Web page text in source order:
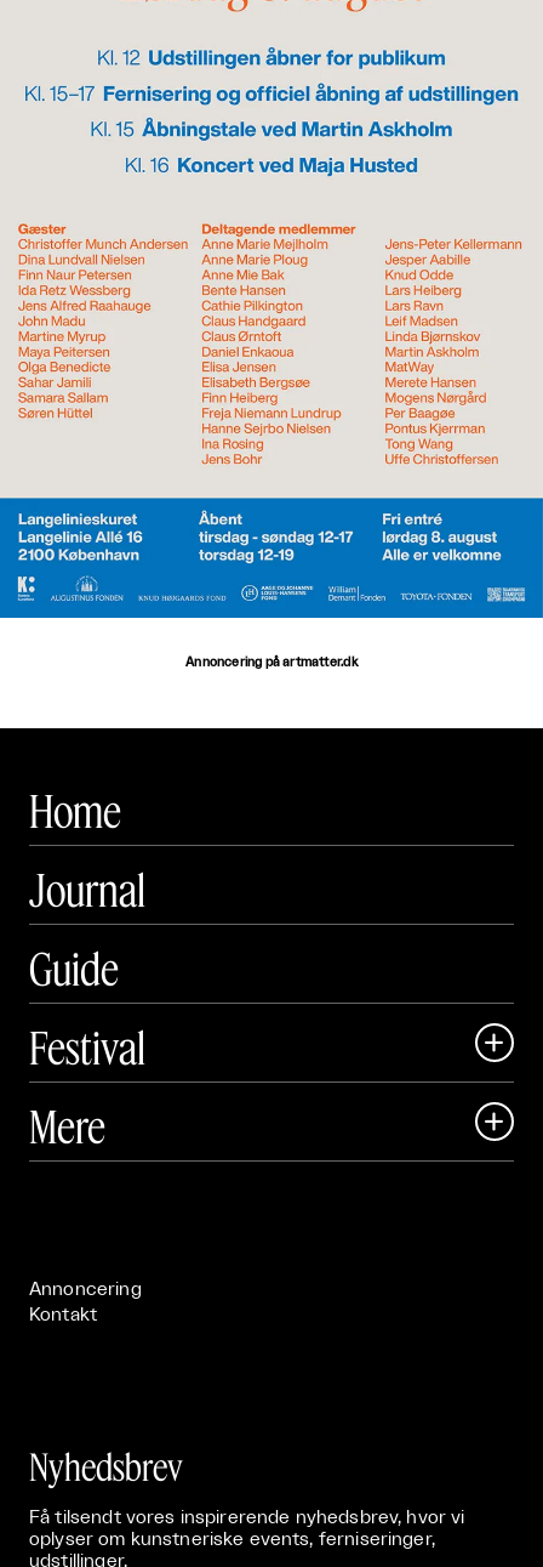
Annoncering på artmatter.dk
Home
Journal
Guide
Festival

 Art Matter Festival
Mere 
Annoncering
Kontakt
Nyhedsbrev
Få tilsendt vores inspirerende nyhedsbrev, hvor vi
oplyser om kunstneriske events, ferniseringer,
udstillinger.